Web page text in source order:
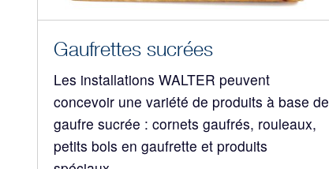
Gaufrettes sucrées
Les installations WALTER peuvent
concevoir une variété de produits à base de
gaufre sucrée : cornets gaufrés, rouleaux,
petits bols en gaufrette et produits